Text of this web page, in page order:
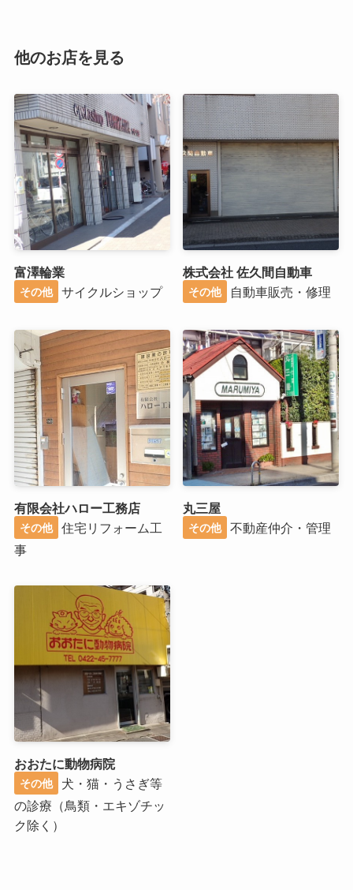
他のお店を見る
富澤輪業
その他 サイクルショップ
株式会社 佐久間自動車
その他 自動車販売・修理
有限会社ハロー工務店
その他
住宅リフォーム工
事
丸三屋
その他 不動産仲介・管理
おおたに動物病院
その他
犬・猫・うさぎ等
の診療（鳥類・エキゾチッ
ク除く）